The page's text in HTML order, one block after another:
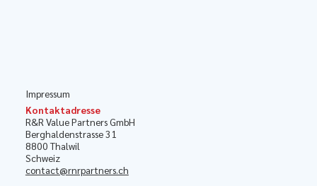
Impressum
Kontaktadresse
R&R Value Partners GmbH
Berghaldenstrasse 31
8800 Thalwil
Schweiz
contact@rnrpartners.ch